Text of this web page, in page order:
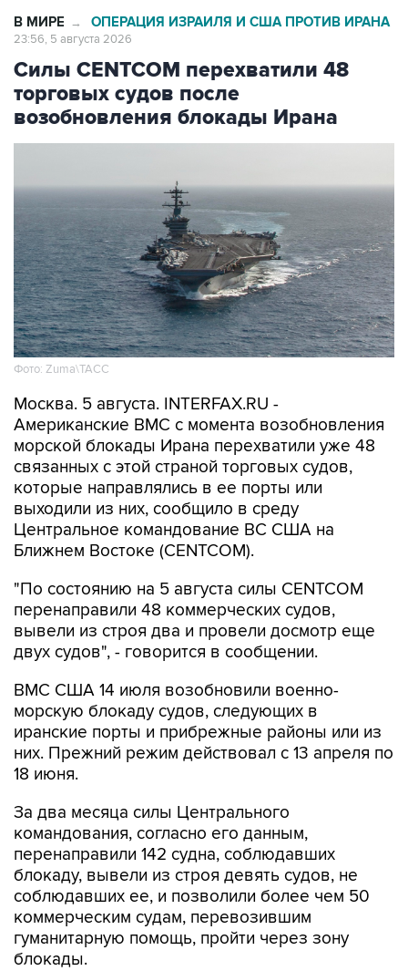
В МИРЕ → ОПЕРАЦИЯ ИЗРАИЛЯ И США ПРОТИВ ИРАНА
23:56, 5 августа 2026
Силы CENTCOM перехватили 48
торговых судов после
возобновления блокады Ирана
Фото: Zuma\ТАСС
Москва. 5 августа. INTERFAX.RU -
Американские ВМС с момента возобновления
морской блокады Ирана перехватили уже 48
связанных с этой страной торговых судов,
которые направлялись в ее порты или
выходили из них, сообщило в среду
Центральное командование ВС США на
Ближнем Востоке (CENTCOM).
"По состоянию на 5 августа силы CENTCOM
перенаправили 48 коммерческих судов,
вывели из строя два и провели досмотр еще
двух судов", - говорится в сообщении.
ВМС США 14 июля возобновили военно-
морскую блокаду судов, следующих в
иранские порты и прибрежные районы или из
них. Прежний режим действовал с 13 апреля по
18 июня.
За два месяца силы Центрального
командования, согласно его данным,
перенаправили 142 судна, соблюдавших
блокаду, вывели из строя девять судов, не
соблюдавших ее, и позволили более чем 50
коммерческим судам, перевозившим
гуманитарную помощь, пройти через зону
блокады.